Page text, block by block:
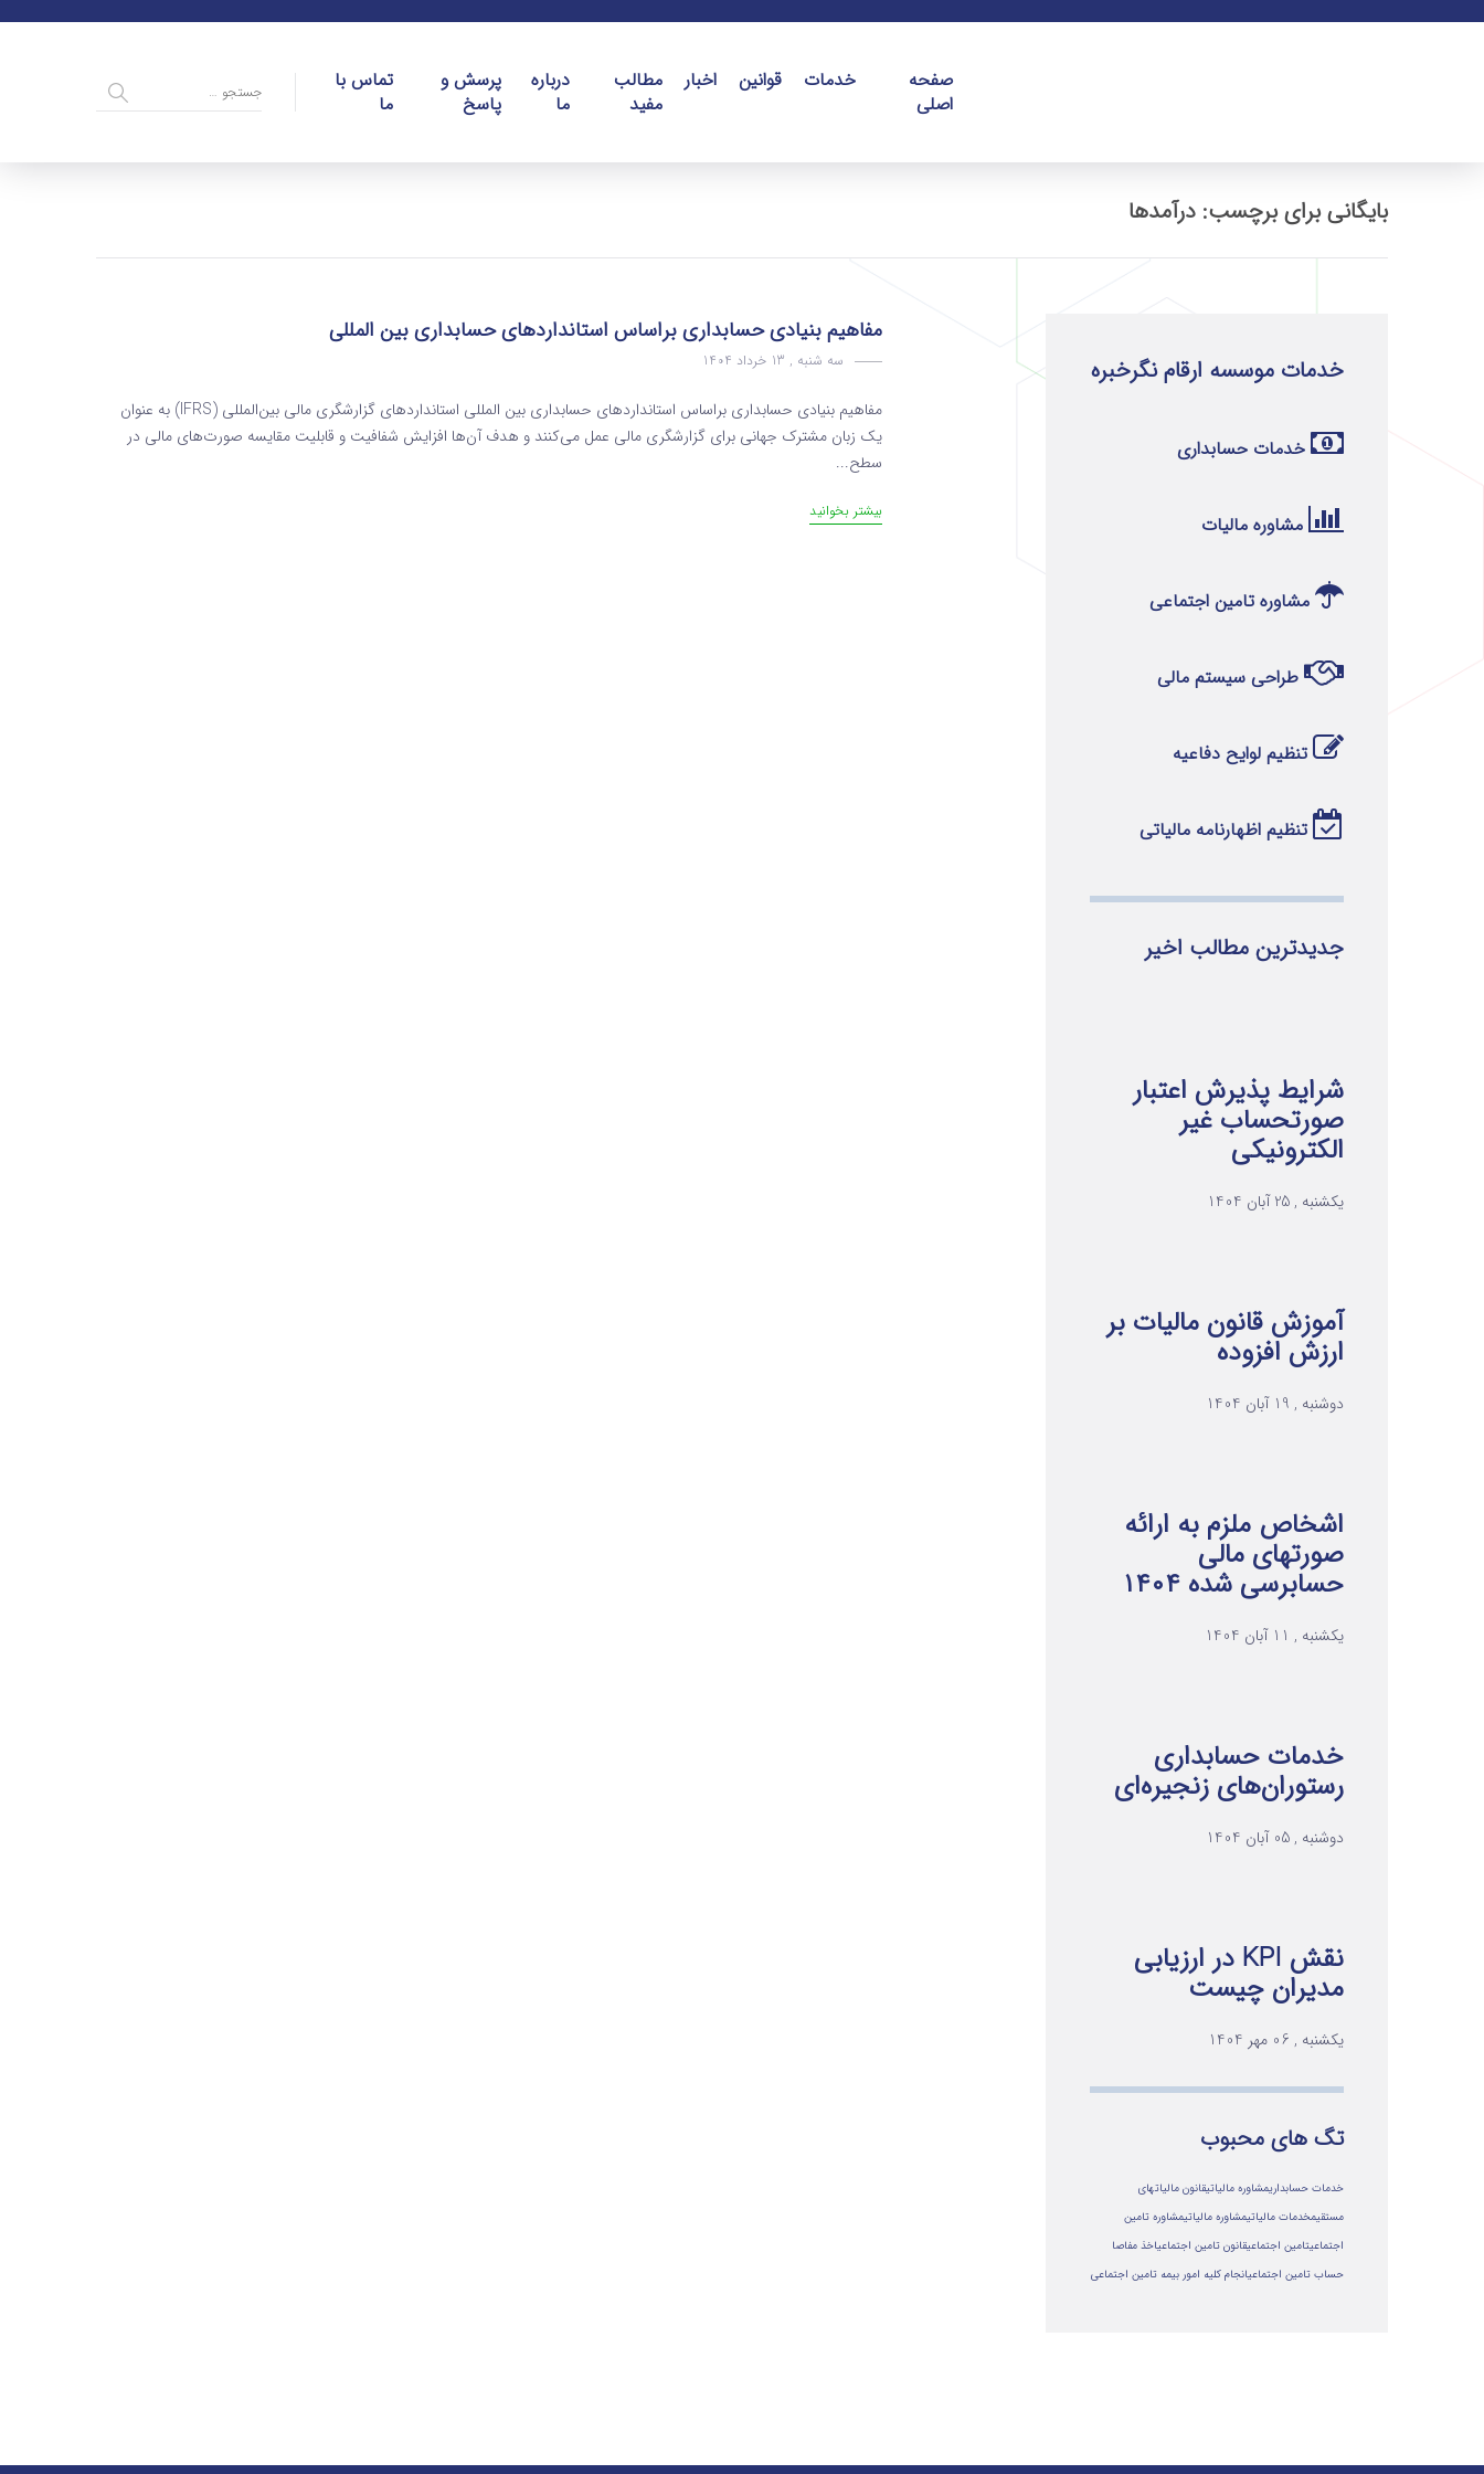
صفحه
اصلی
خدمات قوانین اخبار
مطالب
مفید
درباره
ما
پرسش و
پاسخ
تماس با
ما
بایگانی برای برچسب: درآمدها
مفاهیم بنیادی حسابداری براساس استانداردهای حسابداری بین المللی
سه شنبه , 13 خرداد 1404
مفاهیم بنیادی حسابداری براساس استانداردهای حسابداری بین المللی استانداردهای گزارشگری مالی بین‌المللی (IFRS) به عنوان
یک زبان مشترک جهانی برای گزارشگری مالی عمل می‌کنند و هدف آن‌ها افزایش شفافیت و قابلیت مقایسه صورت‌های مالی در
سطح...
بیشتر بخوانید
خدمات موسسه ارقام نگرخبره
خدمات حسابداری
مشاوره مالیات
مشاوره تامین اجتماعی
طراحی سیستم مالی
تنظیم لوایح دفاعیه
تنظیم اظهارنامه مالیاتی
جدیدترین مطالب اخیر
شرایط پذیرش اعتبار
صورتحساب غیر
الکترونیکی
یکشنبه , 25 آبان 1404
آموزش قانون مالیات بر
ارزش افزوده
دوشنبه , 19 آبان 1404
اشخاص ملزم به ارائه
صورتهای مالی
حسابرسی شده ۱۴۰۴
یکشنبه , 11 آبان 1404
خدمات حسابداری
رستوران‌های زنجیره‌ای
دوشنبه , 05 آبان 1404
نقش KPI در ارزیابی
مدیران چیست
یکشنبه , 06 مهر 1404
تگ های محبوب
خدمات حسابداریمشاوره مالیاتیقانون مالیاتهای
مستقیمخدمات مالیاتیمشاوره مالياتيمشاوره تامین
اجتماعیتامین اجتماعیقانون تامین اجتماعیاخذ مفاصا
حساب تامین اجتماعیانجام کلیه امور بیمه تامین اجتماعی